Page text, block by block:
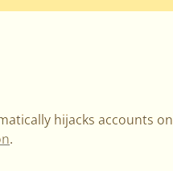
hijacks accounts on
.